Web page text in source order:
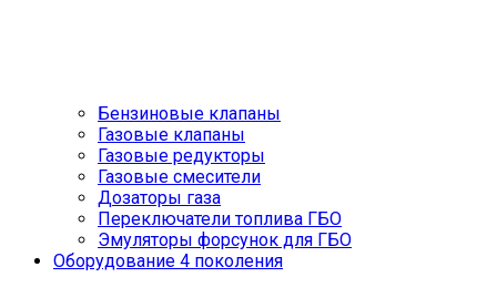
Бензиновые клапаны
Газовые клапаны
Газовые редукторы
Газовые смесители
Дозаторы газа
Переключатели топлива ГБО
Эмуляторы форсунок для ГБО
Оборудование 4 поколения